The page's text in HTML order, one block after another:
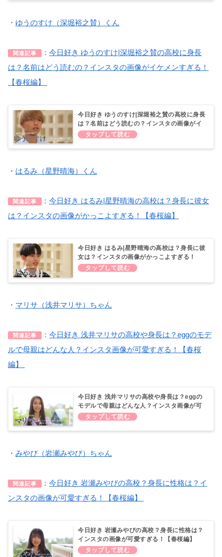
・ ゆうのすけ（深堀裕之賛）くん
関連記事 ： 今日好き ゆうのすけ|深堀裕之賛の高校に身長
は？名前はどう読むの？インスタの画像がイケメンすぎる！
【春桜編】
今日好き ゆうのすけ|深堀裕之賛の高校に身長
は？名前はどう読むの？インスタの画像がイ
ケメンすぎる！【春桜編】
・ はるみ（星野晴海）くん
関連記事 ： 今日好き はるみ|星野晴海の高校は？身長に彼女
は？インスタの画像がかっこよすぎる！【春桜編】
今日好き はるみ|星野晴海の高校は？身長に彼
女は？インスタの画像がかっこよすぎる！
【春桜編】
・ マリサ（浅井マリサ）ちゃん
関連記事 ： 今日好き 浅井マリサの高校や身長は？eggのモデ
ルで母親はどんな人？インスタ画像が可愛すぎる！【春桜
編】
今日好き 浅井マリサの高校や身長は？eggの
モデルで母親はどんな人？インスタ画像が可
愛すぎる！【春桜編】
・ みやび（岩瀬みやび）ちゃん
関連記事 ： 今日好き 岩瀬みやびの高校？身長に性格は？イ
ンスタの画像が可愛すぎる！【春桜編】
今日好き 岩瀬みやびの高校？身長に性格は？
インスタの画像が可愛すぎる！【春桜編】